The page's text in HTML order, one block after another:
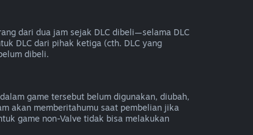
dari dua jam sejak DLC dibeli—selama DLC
DLC dari pihak ketiga (cth. DLC yang
dibeli.
game tersebut belum digunakan, diubah,
akan memberitahumu saat pembelian jika
game non-Valve tidak bisa melakukan